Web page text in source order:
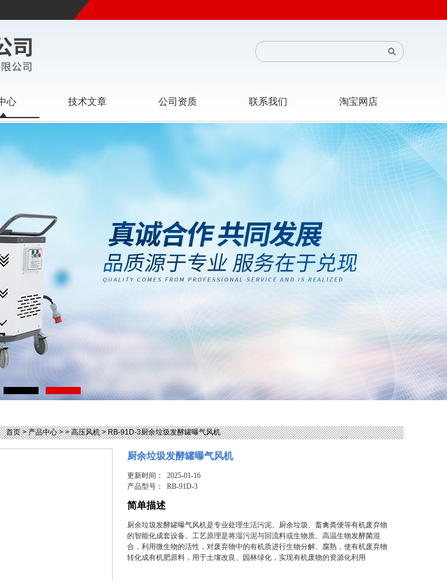
心 技术文章 公司资质 联系我们 淘宝网店
首页>产品中心> >高压风机> RB-91D-3厨余垃圾发酵罐曝气风机
厨余垃圾发酵罐曝气风机
更新时间： 2025-01-16
产品型号：RB-91D-3
简单描述
厨余垃圾发酵罐曝气风机是专业处理生活污泥、厨余垃圾、畜禽粪便等有机废弃物
的智能化成套设备。工艺原理是将湿污泥与回流料或生物质、高温生物发酵菌混
合，利用微生物的活性，对废弃物中的有机质进行生物分解、腐熟，使有机废弃物
转化成有机肥原料，用于土壤改良、园林绿化，实现有机废物的资源化利用